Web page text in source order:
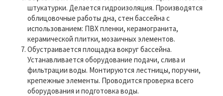
штукатурки. Делается гидроизоляция. Производятся
облицовочные работы дна, стен бассейна с
использованием: ПВХ пленки, керамогранита,
керамической плитки, мозаичных элементов.
Обустраивается площадка вокруг бассейна.
Устанавливается оборудование подачи, слива и
фильтрации воды. Монтируются лестницы, поручни,
крепежные элементы. Проводится проверка всего
оборудования и подготовка воды.